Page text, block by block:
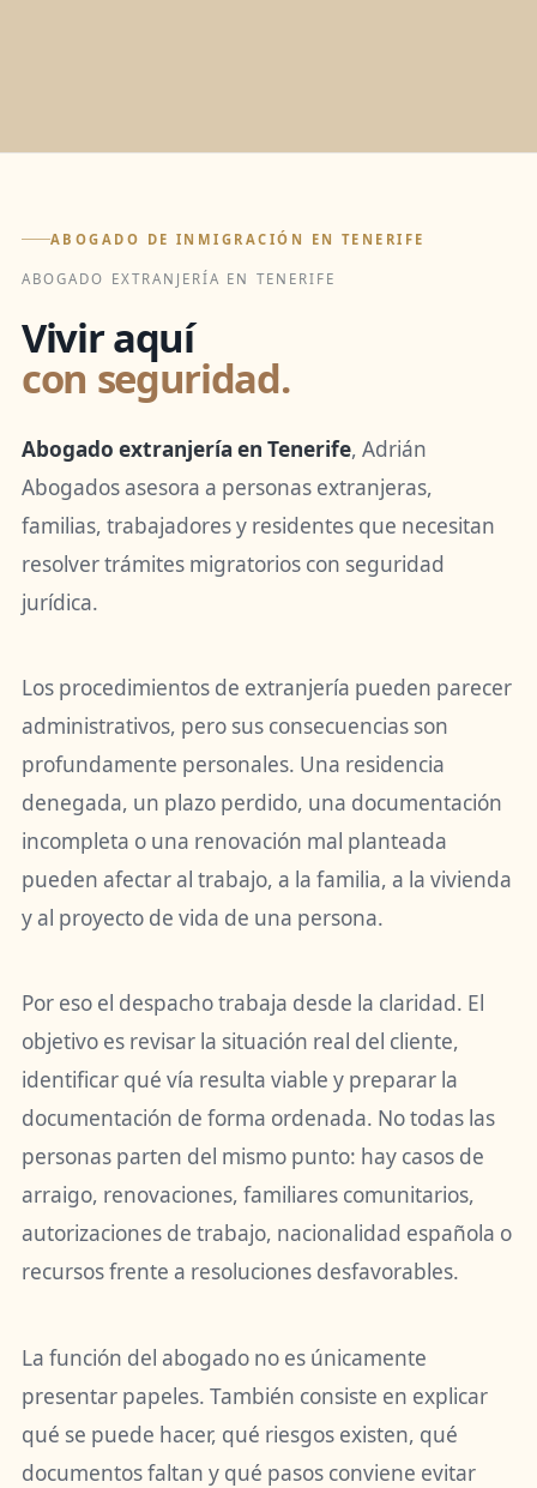
ABOGADO DE INMIGRACIÓN EN TENERIFE
ABOGADO EXTRANJERÍA EN TENERIFE
Vivir aquí
con seguridad.
Abogado extranjería en Tenerife, Adrián
Abogados asesora a personas extranjeras,
familias, trabajadores y residentes que necesitan
resolver trámites migratorios con seguridad
jurídica.
Los procedimientos de extranjería pueden parecer
administrativos, pero sus consecuencias son
profundamente personales. Una residencia
denegada, un plazo perdido, una documentación
incompleta o una renovación mal planteada
pueden afectar al trabajo, a la familia, a la vivienda
y al proyecto de vida de una persona.
Por eso el despacho trabaja desde la claridad. El
objetivo es revisar la situación real del cliente,
identificar qué vía resulta viable y preparar la
documentación de forma ordenada. No todas las
personas parten del mismo punto: hay casos de
arraigo, renovaciones, familiares comunitarios,
autorizaciones de trabajo, nacionalidad española o
recursos frente a resoluciones desfavorables.
La función del abogado no es únicamente
presentar papeles. También consiste en explicar
qué se puede hacer, qué riesgos existen, qué
documentos faltan y qué pasos conviene evitar